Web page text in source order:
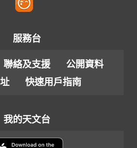
服務台
聯絡及支援
公開資料
快速用戶指南
我的天文台